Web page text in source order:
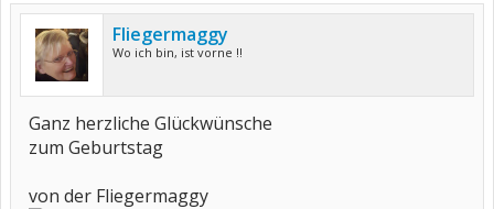
Fliegermaggy
Wo ich bin, ist vorne !!
Ganz herzliche Glückwünsche
zum Geburtstag
von der Fliegermaggy